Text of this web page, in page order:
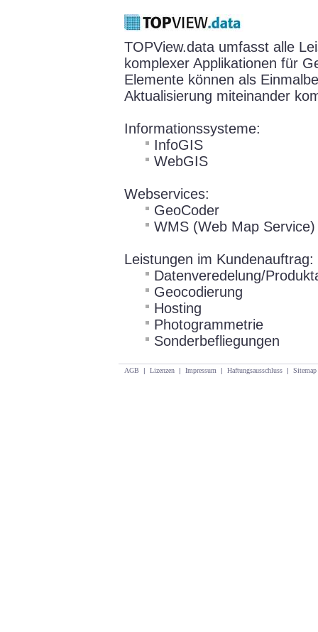
TOPView.data umfasst alle
komplexer Applikationen für
Elemente können als
Aktualisierung miteinander
Informationssysteme:
InfoGIS
WebGIS
Webservices:
GeoCoder
WMS (Web Map Service)
Leistungen im Kundenauftrag:
Datenveredelung/
Geocodierung
Hosting
Photogrammetrie
Sonderbefliegungen
AGB | Lizenzen | Impressum | Haftungsausschluss | Sitemap